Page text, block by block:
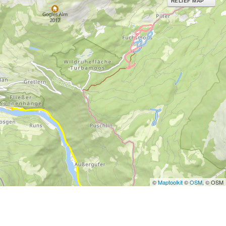
©Maptoolkit©OSM, © OSM